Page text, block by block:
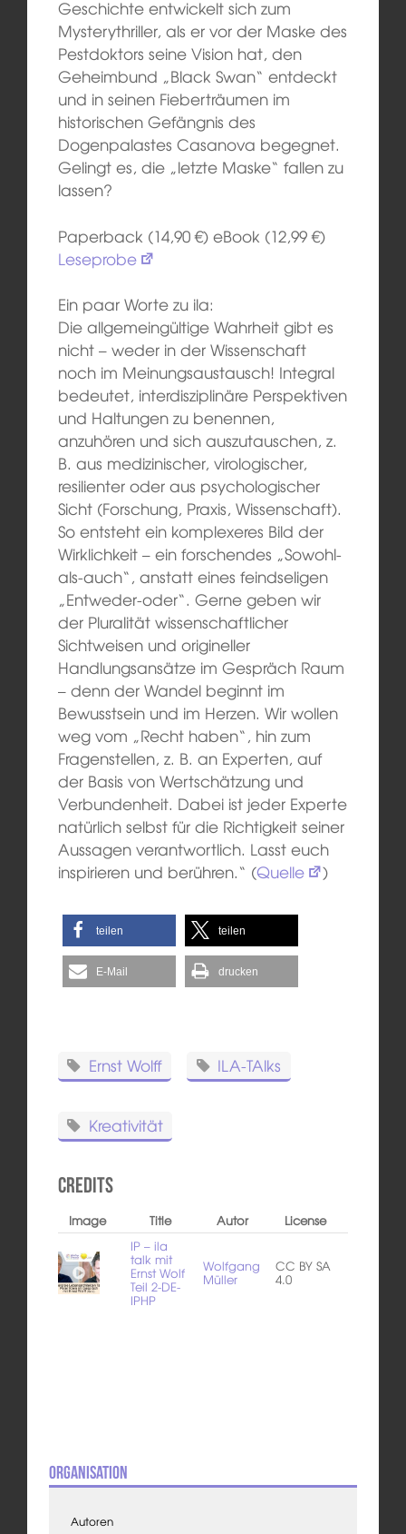
Geschichte entwickelt sich zum
Mysterythriller, als er vor der Maske des
Pestdoktors seine Vision hat, den
Geheimbund „Black Swan“ entdeckt
und in seinen Fieberträumen im
historischen Gefängnis des
Dogenpalastes Casanova begegnet.
Gelingt es, die „letzte Maske“ fallen zu
lassen?
Paperback (14,90 €) eBook (12,99 €)
Leseprobe
Ein paar Worte zu ila:
Die allgemeingültige Wahrheit gibt es
nicht – weder in der Wissenschaft
noch im Meinungsaustausch! Integral
bedeutet, interdisziplinäre Perspektiven
und Haltungen zu benennen,
anzuhören und sich auszutauschen, z.
B. aus medizinischer, virologischer,
resilienter oder aus psychologischer
Sicht (Forschung, Praxis, Wissenschaft).
So entsteht ein komplexeres Bild der
Wirklichkeit – ein forschendes „Sowohl-
als-auch“, anstatt eines feindseligen
„Entweder-oder“. Gerne geben wir
der Pluralität wissenschaftlicher
Sichtweisen und origineller
Handlungsansätze im Gespräch Raum
– denn der Wandel beginnt im
Bewusstsein und im Herzen. Wir wollen
weg vom „Recht haben“, hin zum
Fragenstellen, z. B. an Experten, auf
der Basis von Wertschätzung und
Verbundenheit. Dabei ist jeder Experte
natürlich selbst für die Richtigkeit seiner
Aussagen verantwortlich. Lasst euch
inspirieren und berühren.“ (Quelle )
teilen teilen
E-Mail drucken
Ernst Wolff ILA-TAlks
Kreativität
Credits
Image Title Autor
License
IP – ila
talk mit
Ernst Wolf
Teil 2-DE-
IPHP
Wolfgang
Müller
CC BY SA
4.0
Organisation
Autoren